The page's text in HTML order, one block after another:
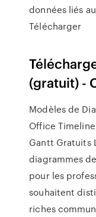
données liés
Télécharger
(gratuit) -
Modèles de
Office
Gantt Gratuits
diagrammes
pour les
souhaitent
riches